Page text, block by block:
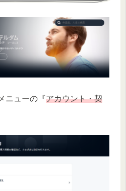
ニューの『アカウント・契